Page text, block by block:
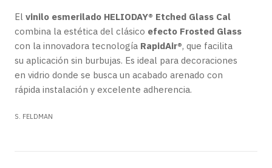
El vinilo esmerilado HELIODAY® Etched Glass Cal
combina la estética del clásico efecto Frosted Glass
con la innovadora tecnología RapidAir®, que facilita
su aplicación sin burbujas. Es ideal para decoraciones
en vidrio donde se busca un acabado arenado con
rápida instalación y excelente adherencia.
S. FELDMAN